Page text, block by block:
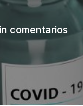
comentarios